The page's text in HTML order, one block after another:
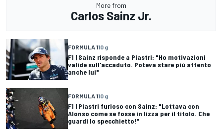
More from
Carlos Sainz Jr.
FORMULA 110 g
F1 | Sainz risponde a Piastri: "Ho motivazioni
valide sull'accaduto. Poteva stare più attento
anche lui"
FORMULA 110 g
F1 | Piastri furioso con Sainz: "Lottava con
Alonso come se fosse in lizza per il titolo. Che
guardi lo specchietto!"